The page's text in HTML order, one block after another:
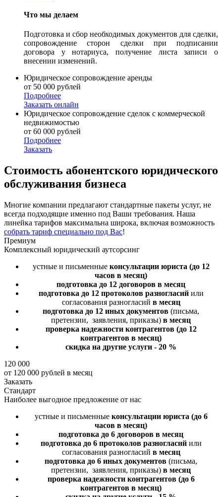
Что мы делаем
Подготовка и сбор необходимых документов для сделки,
сопровождение сторон сделки при подписании
договора у нотариуса, получение листа записи о
внесении изменений.
Юридическое сопровождение аренды
от 50 000 рублей
Подробнее
Заказать онлайн
Юридическое сопровождение сделок с коммерческой
недвижимостью
от 60 000 рублей
Подробнее
Заказать
Стоимость абонентского юридического
обслуживания бизнеса
Многие компании предлагают стандартные пакеты услуг, не
всегда подходящие именно под Ваши требования. Наша
линейка тарифов максимальна широка, включая возможность
собрать тариф специально под Вас!
Премиум
Комплексный юридический аутсорсинг
устные и письменные консультации юриста (до 12
часов в месяц)
подготовка до 12 договоров в месяц
подготовка до 12 протоколов разногласийили
согласования разногласий в месяц
подготовка до 12 иных документов (письма,
претензии, заявления, приказы) в месяц
проверка надежности контрагентов (до 12
контрагентов в месяц)
скидка на другие услуги - 20 %
120 000
от 120 000 рублей в месяц
Заказать
Стандарт
Наиболее выгодное предложение от нас
устные и письменные консультации юриста (до 6
часов в месяц)
подготовка до 6 договоров в месяц
подготовка до 6 протоколов разногласийили
согласования разногласий в месяц
подготовка до 6 иных документов (письма,
претензии, заявления, приказы) в месяц
проверка надежности контрагентов (до 6
контрагентов в месяц)